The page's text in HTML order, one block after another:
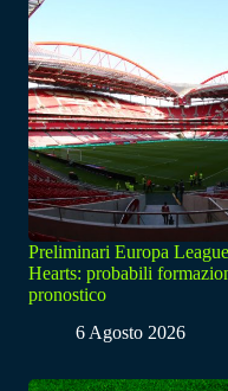
Preliminari Europa
Hearts: probabili
pronostico
6 Agosto 2026